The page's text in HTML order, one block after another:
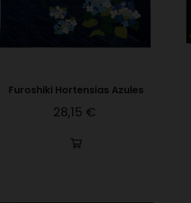
Furoshiki Hortensias Azules
Precio
28,15 €